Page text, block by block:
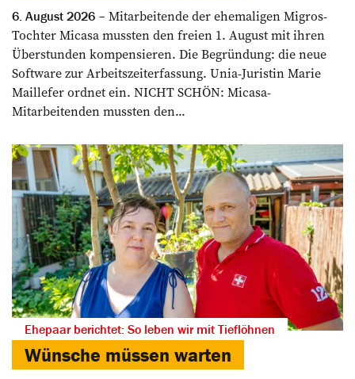
6. August 2026
Mitarbeitende der ehemaligen Migros-
Tochter Micasa mussten den freien 1. August mit ihren
Überstunden kompensieren. Die Begründung: die neue
Software zur Arbeitszeiterfassung. Unia-Juristin Marie
Maillefer ordnet ein. NICHT SCHÖN: Micasa-
Mitarbeitenden mussten den...
Ehepaar berichtet: So leben wir mit Tieflöhnen
Wünsche müssen warten